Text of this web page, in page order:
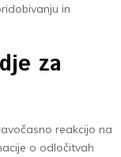
in
za
reakcijo na
o odločitvah